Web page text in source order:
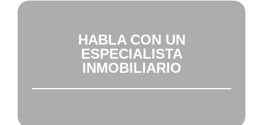
HABLA CON UN
ESPECIALISTA
INMOBILIARIO